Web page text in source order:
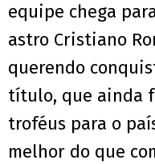
equipe chega
astro Cristiano
querendo
título, que ainda
troféus para o
melhor do que